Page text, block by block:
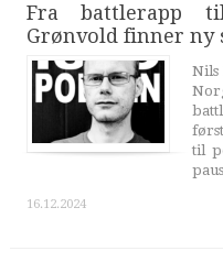
Fra battlerapp
Grønvold finner ny
Nils
til
16.12.2024